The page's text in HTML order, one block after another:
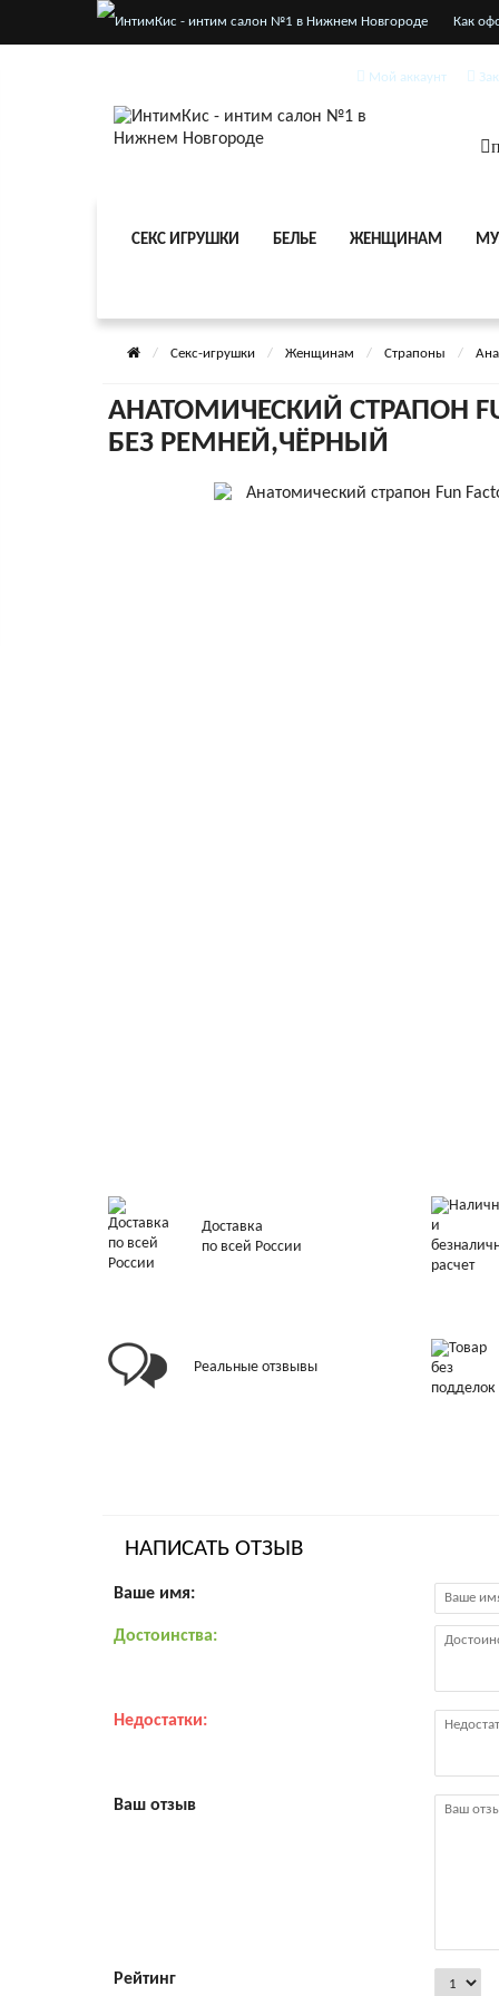
Как
Мой аккаунт
СЕКС ИГРУШКИ БЕЛЬЕ ЖЕНЩИНАМ
Секс-игрушки Женщинам Страпоны
АНАТОМИЧЕСКИЙ СТРАПОН
БЕЗ РЕМНЕЙ,ЧЁРНЫЙ
Доставка
по всей России
Реальные отзвывы
НАПИСАТЬ ОТЗЫВ
Ваше имя:
Достоинства:
Недостатки:
Ваш отзыв
Рейтинг